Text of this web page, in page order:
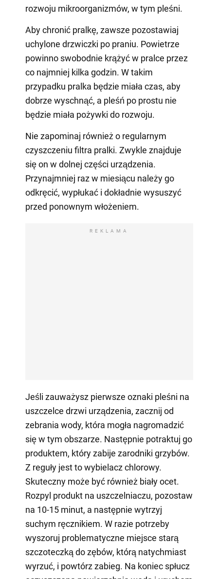
rozwoju mikroorganizmów, w tym pleśni.
Aby chronić pralkę, zawsze pozostawiaj
uchylone drzwiczki po praniu. Powietrze
powinno swobodnie krążyć w pralce przez
co najmniej kilka godzin. W takim
przypadku pralka będzie miała czas, aby
dobrze wyschnąć, a pleśń po prostu nie
będzie miała pożywki do rozwoju.
Nie zapominaj również o regularnym
czyszczeniu filtra pralki. Zwykle znajduje
się on w dolnej części urządzenia.
Przynajmniej raz w miesiącu należy go
odkręcić, wypłukać i dokładnie wysuszyć
przed ponownym włożeniem.
REKLAMA
Jeśli zauważysz pierwsze oznaki pleśni na
uszczelce drzwi urządzenia, zacznij od
zebrania wody, która mogła nagromadzić
się w tym obszarze. Następnie potraktuj go
produktem, który zabije zarodniki grzybów.
Z reguły jest to wybielacz chlorowy.
Skuteczny może być również biały ocet.
Rozpyl produkt na uszczelniaczu, pozostaw
na 10-15 minut, a następnie wytrzyj
suchym ręcznikiem. W razie potrzeby
wyszoruj problematyczne miejsce starą
szczoteczką do zębów, którą natychmiast
wyrzuć, i powtórz zabieg. Na koniec spłucz